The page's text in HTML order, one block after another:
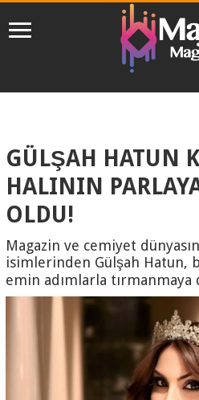
GÜLŞAH HATUN
HALININ
OLDU!
Magazin ve cemiyet
isimlerinden Gülşah Hatun,
emin adımlarla tırmanmaya